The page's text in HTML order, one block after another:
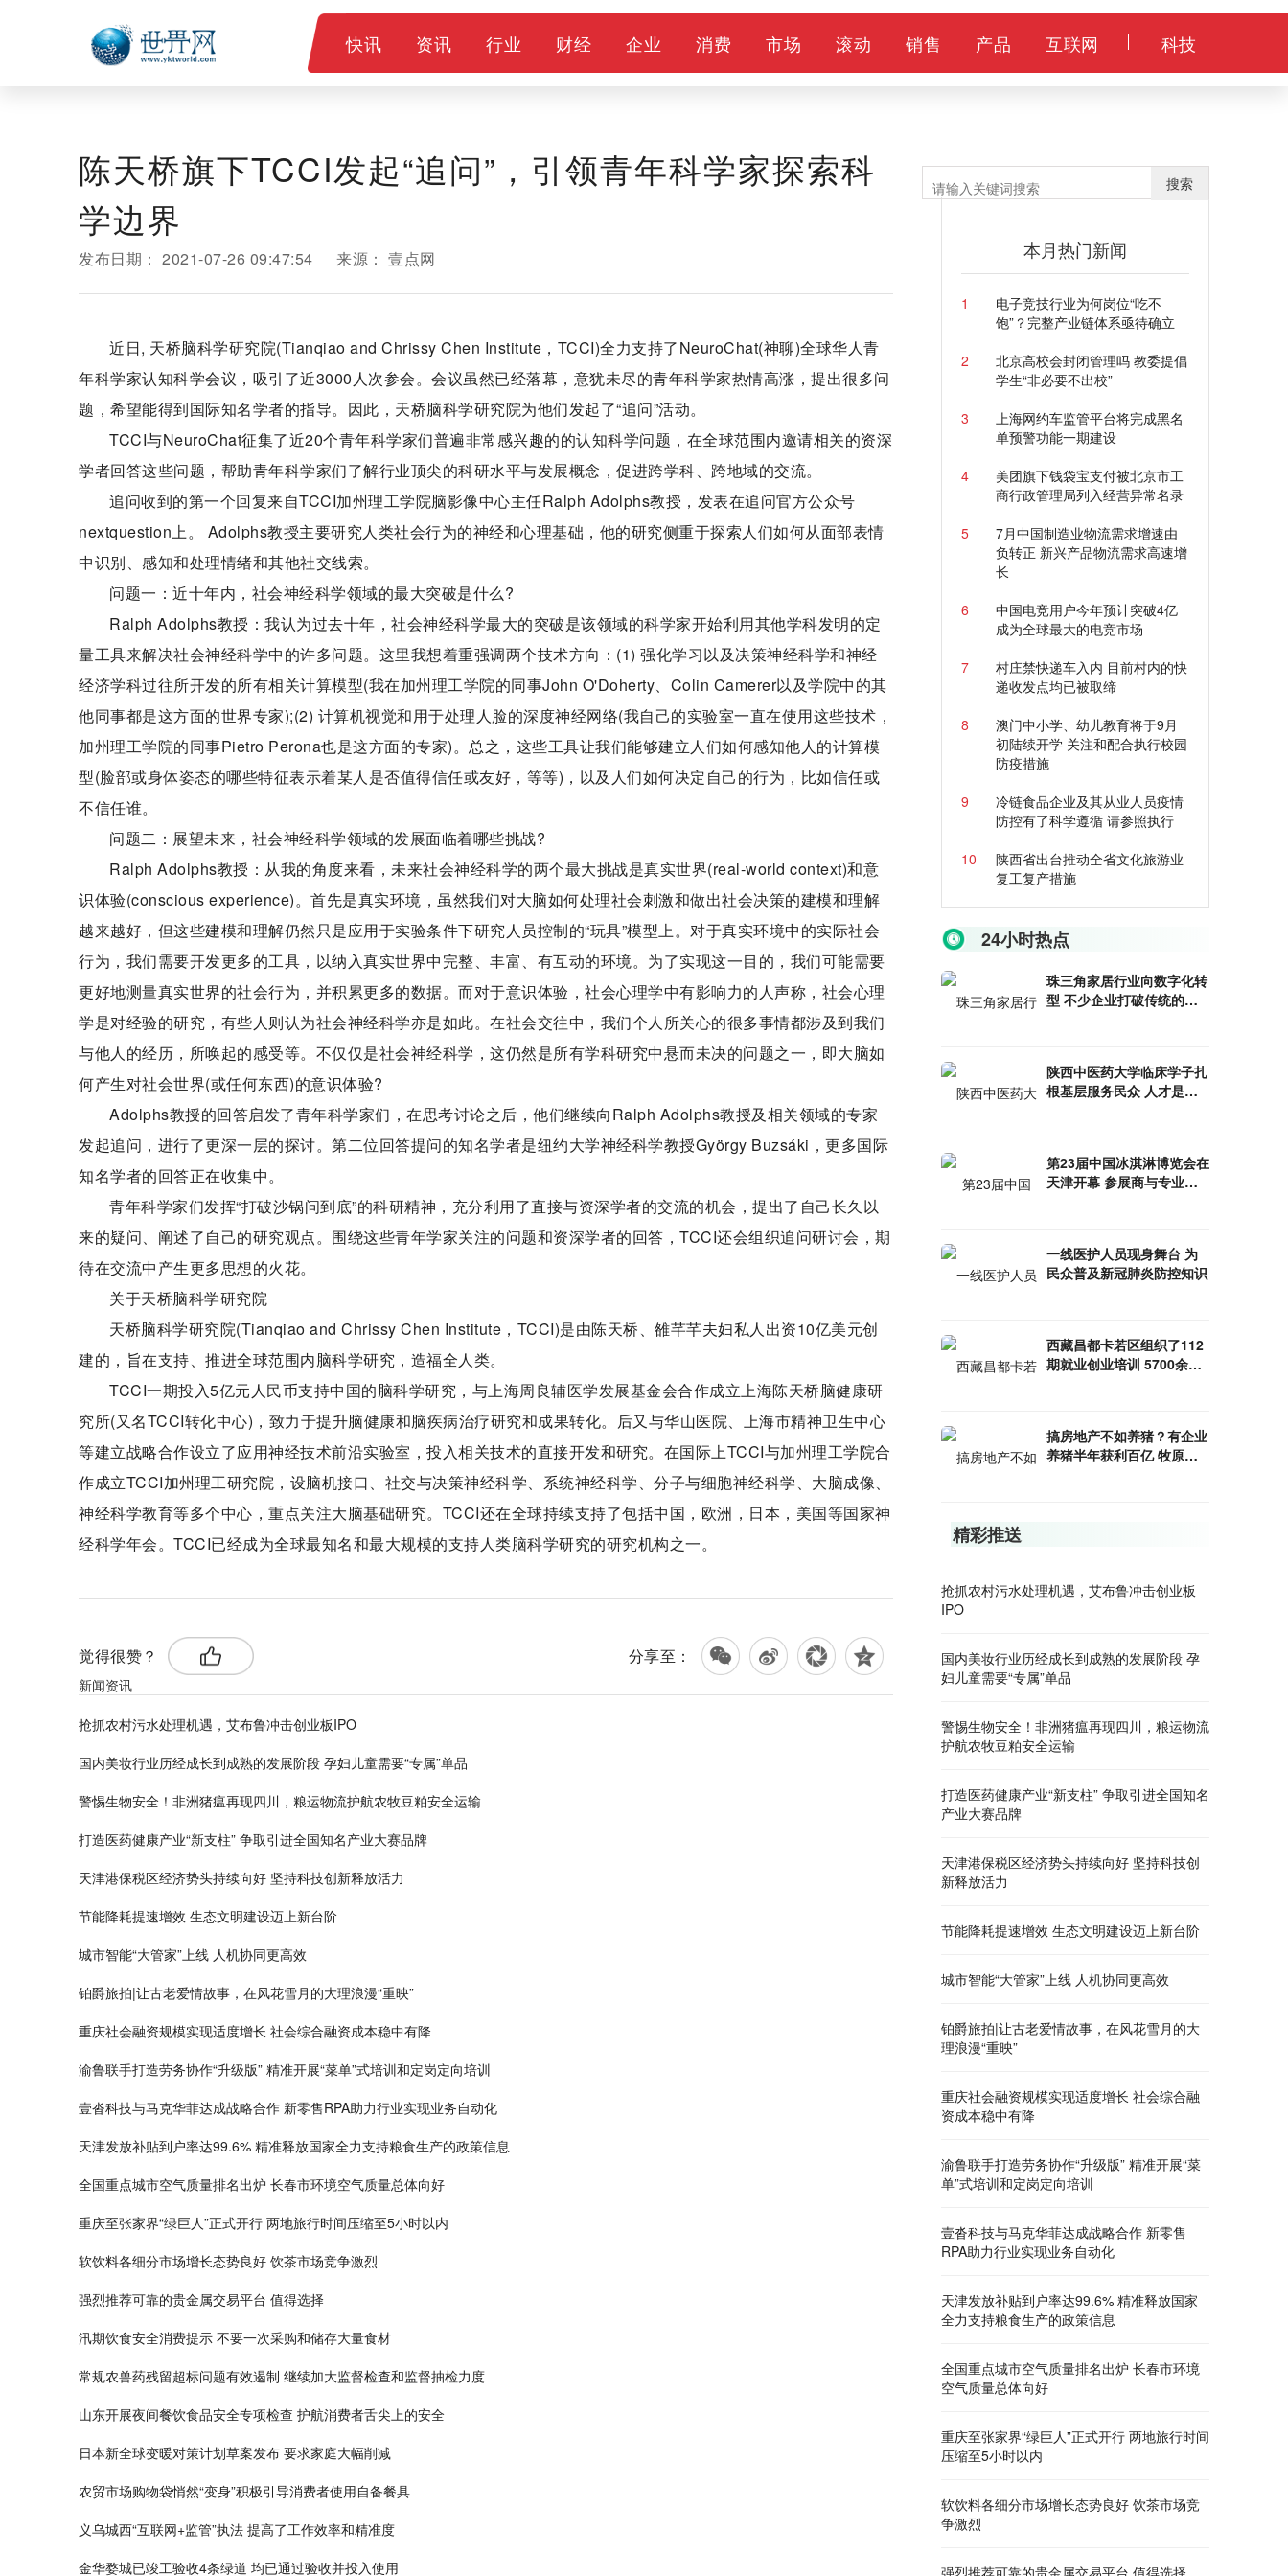
快讯 资讯 行业 财经 企业 消费 市场 滚动 销售 产品 互联网 科技
陈天桥旗下TCCI发起“追问”，引领青年科学家探索科
学边界
发布日期： 2021-07-26 09:47:54 来源： 壹点网
近日, 天桥脑科学研究院(Tianqiao and Chrissy Chen Institute，TCCI)全力支持了NeuroChat(神聊)全球华人青
年科学家认知科学会议，吸引了近3000人次参会。会议虽然已经落幕，意犹未尽的青年科学家热情高涨，提出很多问
题，希望能得到国际知名学者的指导。因此，天桥脑科学研究院为他们发起了“追问”活动。
TCCI与NeuroChat征集了近20个青年科学家们普遍非常感兴趣的的认知科学问题，在全球范围内邀请相关的资深
学者回答这些问题，帮助青年科学家们了解行业顶尖的科研水平与发展概念，促进跨学科、跨地域的交流。
追问收到的第一个回复来自TCCI加州理工学院脑影像中心主任Ralph Adolphs教授，发表在追问官方公众号
nextquestion上。 Adolphs教授主要研究人类社会行为的神经和心理基础，他的研究侧重于探索人们如何从面部表情
中识别、感知和处理情绪和其他社交线索。
问题一：近十年内，社会神经科学领域的最大突破是什么?
Ralph Adolphs教授：我认为过去十年，社会神经科学最大的突破是该领域的科学家开始利用其他学科发明的定
量工具来解决社会神经科学中的许多问题。这里我想着重强调两个技术方向：(1) 强化学习以及决策神经科学和神经
经济学科过往所开发的所有相关计算模型(我在加州理工学院的同事John O'Doherty、Colin Camerer以及学院中的其
他同事都是这方面的世界专家);(2) 计算机视觉和用于处理人脸的深度神经网络(我自己的实验室一直在使用这些技术，
加州理工学院的同事Pietro Perona也是这方面的专家)。总之，这些工具让我们能够建立人们如何感知他人的计算模
型(脸部或身体姿态的哪些特征表示着某人是否值得信任或友好，等等)，以及人们如何决定自己的行为，比如信任或
不信任谁。
问题二：展望未来，社会神经科学领域的发展面临着哪些挑战?
Ralph Adolphs教授：从我的角度来看，未来社会神经科学的两个最大挑战是真实世界(real-world context)和意
识体验(conscious experience)。首先是真实环境，虽然我们对大脑如何处理社会刺激和做出社会决策的建模和理解
越来越好，但这些建模和理解仍然只是应用于实验条件下研究人员控制的“玩具”模型上。对于真实环境中的实际社会
行为，我们需要开发更多的工具，以纳入真实世界中完整、丰富、有互动的环境。为了实现这一目的，我们可能需要
更好地测量真实世界的社会行为，并积累更多的数据。而对于意识体验，社会心理学中有影响力的人声称，社会心理
学是对经验的研究，有些人则认为社会神经科学亦是如此。在社会交往中，我们个人所关心的很多事情都涉及到我们
与他人的经历，所唤起的感受等。不仅仅是社会神经科学，这仍然是所有学科研究中悬而未决的问题之一，即大脑如
何产生对社会世界(或任何东西)的意识体验?
Adolphs教授的回答启发了青年科学家们，在思考讨论之后，他们继续向Ralph Adolphs教授及相关领域的专家
发起追问，进行了更深一层的探讨。第二位回答提问的知名学者是纽约大学神经科学教授György Buzsáki，更多国际
知名学者的回答正在收集中。
青年科学家们发挥“打破沙锅问到底”的科研精神，充分利用了直接与资深学者的交流的机会，提出了自己长久以
来的疑问、阐述了自己的研究观点。围绕这些青年学家关注的问题和资深学者的回答，TCCI还会组织追问研讨会，期
待在交流中产生更多思想的火花。
关于天桥脑科学研究院
天桥脑科学研究院(Tianqiao and Chrissy Chen Institute，TCCI)是由陈天桥、雒芊芊夫妇私人出资10亿美元创
建的，旨在支持、推进全球范围内脑科学研究，造福全人类。
TCCI一期投入5亿元人民币支持中国的脑科学研究，与上海周良辅医学发展基金会合作成立上海陈天桥脑健康研
究所(又名TCCI转化中心)，致力于提升脑健康和脑疾病治疗研究和成果转化。后又与华山医院、上海市精神卫生中心
等建立战略合作设立了应用神经技术前沿实验室，投入相关技术的直接开发和研究。在国际上TCCI与加州理工学院合
作成立TCCI加州理工研究院，设脑机接口、社交与决策神经科学、系统神经科学、分子与细胞神经科学、大脑成像、
神经科学教育等多个中心，重点关注大脑基础研究。TCCI还在全球持续支持了包括中国，欧洲，日本，美国等国家神
经科学年会。TCCI已经成为全球最知名和最大规模的支持人类脑科学研究的研究机构之一。
觉得很赞？ 分享至：
新闻资讯
抢抓农村污水处理机遇，艾布鲁冲击创业板IPO
国内美妆行业历经成长到成熟的发展阶段 孕妇儿童需要“专属”单品
警惕生物安全！非洲猪瘟再现四川，粮运物流护航农牧豆粕安全运输
打造医药健康产业“新支柱” 争取引进全国知名产业大赛品牌
天津港保税区经济势头持续向好 坚持科技创新释放活力
节能降耗提速增效 生态文明建设迈上新台阶
城市智能“大管家”上线 人机协同更高效
铂爵旅拍|让古老爱情故事，在风花雪月的大理浪漫“重映”
重庆社会融资规模实现适度增长 社会综合融资成本稳中有降
渝鲁联手打造劳务协作“升级版” 精准开展“菜单”式培训和定岗定向培训
壹沓科技与马克华菲达成战略合作 新零售RPA助力行业实现业务自动化
天津发放补贴到户率达99.6% 精准释放国家全力支持粮食生产的政策信息
全国重点城市空气质量排名出炉 长春市环境空气质量总体向好
重庆至张家界“绿巨人”正式开行 两地旅行时间压缩至5小时以内
软饮料各细分市场增长态势良好 饮茶市场竞争激烈
强烈推荐可靠的贵金属交易平台 值得选择
汛期饮食安全消费提示 不要一次采购和储存大量食材
常规农兽药残留超标问题有效遏制 继续加大监督检查和监督抽检力度
山东开展夜间餐饮食品安全专项检查 护航消费者舌尖上的安全
日本新全球变暖对策计划草案发布 要求家庭大幅削减
农贸市场购物袋悄然“变身”积极引导消费者使用自备餐具
义乌城西“互联网+监管”执法 提高了工作效率和精准度
金华婺城已竣工验收4条绿道 均已通过验收并投入使用
搜索
本月热门新闻
1
电子竞技行业为何岗位“吃不
饱”？完整产业链体系亟待确立
2
北京高校会封闭管理吗 教委提倡
学生“非必要不出校”
3
上海网约车监管平台将完成黑名
单预警功能一期建设
4
美团旗下钱袋宝支付被北京市工
商行政管理局列入经营异常名录
5
7月中国制造业物流需求增速由
负转正 新兴产品物流需求高速增
长
6
中国电竞用户今年预计突破4亿
成为全球最大的电竞市场
7
村庄禁快递车入内 目前村内的快
递收发点均已被取缔
8
澳门中小学、幼儿教育将于9月
初陆续开学 关注和配合执行校园
防疫措施
9
冷链食品企业及其从业人员疫情
防控有了科学遵循 请参照执行
10
陕西省出台推动全省文化旅游业
复工复产措施
24小时热点
珠三角家居行业向数字化转
型 不少企业打破传统的线
陕西中医药大学临床学子扎
根基层服务民众 人才是健
第23届中国冰淇淋博览会在
天津开幕 参展商与专业观
一线医护人员现身舞台 为
民众普及新冠肺炎防控知识
西藏昌都卡若区组织了112
期就业创业培训 5700余名
搞房地产不如养猪？有企业
养猪半年获利百亿 牧原股
精彩推送
抢抓农村污水处理机遇，艾布鲁冲击创业板
IPO
国内美妆行业历经成长到成熟的发展阶段 孕
妇儿童需要“专属”单品
警惕生物安全！非洲猪瘟再现四川，粮运物流
护航农牧豆粕安全运输
打造医药健康产业“新支柱” 争取引进全国知名
产业大赛品牌
天津港保税区经济势头持续向好 坚持科技创
新释放活力
节能降耗提速增效 生态文明建设迈上新台阶
城市智能“大管家”上线 人机协同更高效
铂爵旅拍|让古老爱情故事，在风花雪月的大
理浪漫“重映”
重庆社会融资规模实现适度增长 社会综合融
资成本稳中有降
渝鲁联手打造劳务协作“升级版” 精准开展“菜
单”式培训和定岗定向培训
壹沓科技与马克华菲达成战略合作 新零售
RPA助力行业实现业务自动化
天津发放补贴到户率达99.6% 精准释放国家
全力支持粮食生产的政策信息
全国重点城市空气质量排名出炉 长春市环境
空气质量总体向好
重庆至张家界“绿巨人”正式开行 两地旅行时间
压缩至5小时以内
软饮料各细分市场增长态势良好 饮茶市场竞
争激烈
强烈推荐可靠的贵金属交易平台 值得选择